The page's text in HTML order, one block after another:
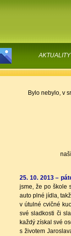
AKTUALITY
Bylo nebylo, v
25. 10. 2013 –
jsme, že po škole
auto plné jídla,
v útulné cvičné
své sladkosti či
každý získal své
s životem